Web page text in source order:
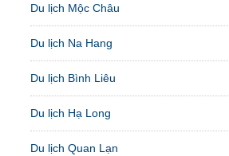
Du lịch Mộc Châu
Du lịch Na Hang
Du lịch Bình Liêu
Du lịch Hạ Long
Du lịch Quan Lạn